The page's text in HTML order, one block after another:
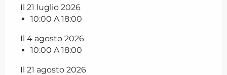
Il 21 luglio 2026
10:00 A 18:00
Il 4 agosto 2026
10:00 A 18:00
Il 21 agosto 2026